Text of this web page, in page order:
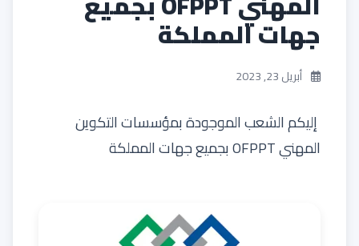
جهات المملكة
أبريل 23, 2023
إليكم الشعب الموجودة بمؤسسات التكوين
المهني OFPPT بجميع جهات المملكة